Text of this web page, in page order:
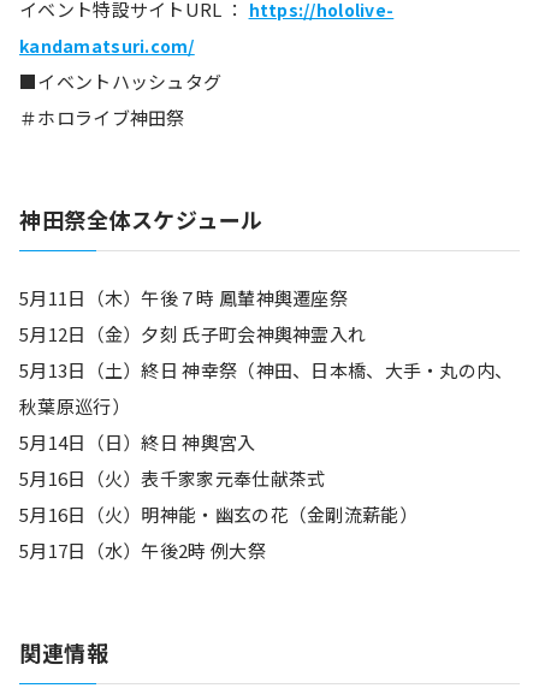
イベント特設サイトURL ： https://hololive-
kandamatsuri.com/
■イベントハッシュタグ
＃ホロライブ神田祭
神田祭全体スケジュール
5月11日（木）午後７時 鳳輦神輿遷座祭
5月12日（金）夕刻 氏子町会神輿神霊入れ
5月13日（土）終日 神幸祭（神田、日本橋、大手・丸の内、
秋葉原巡行）
5月14日（日）終日 神輿宮入
5月16日（火）表千家家元奉仕献茶式
5月16日（火）明神能・幽玄の花（金剛流薪能）
5月17日（水）午後2時 例大祭
関連情報